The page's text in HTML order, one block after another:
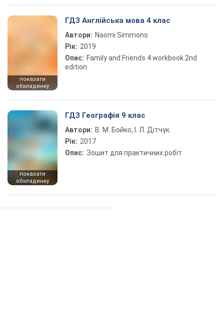
показати
обкладинку
ГДЗ Англійська мова 4 клас
Автори: Naomi Simmons
Рік: 2019
Опис: Family and Friends 4 workbook 2nd
edition
показати
обкладинку
ГДЗ Географія 9 клас
Автори: В. М. Бойко, І. Л. Дітчук
Рік: 2017
Опис: Зошит для практичних робіт